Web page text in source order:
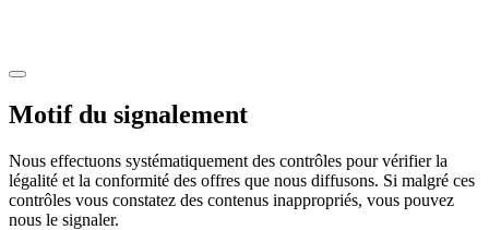
Motif du signalement
Nous effectuons systématiquement des contrôles pour vérifier la
légalité et la conformité des offres que nous diffusons. Si malgré ces
contrôles vous constatez des contenus inappropriés, vous pouvez
nous le signaler.